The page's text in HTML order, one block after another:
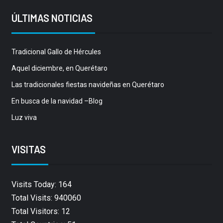
ÚLTIMAS NOTICIAS
Tradicional Gallo de Hércules
Aquel diciembre, en Querétaro
Las tradicionales fiestas navideñas en Querétaro
En busca de la navidad –Blog
Luz viva
VISITAS
Visits Today: 164
Total Visits: 940060
Total Visitors: 12